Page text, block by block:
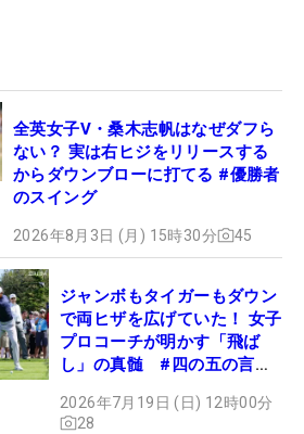
全英女子V・桑木志帆はなぜダフら
ない？ 実は右ヒジをリリースする
からダウンブローに打てる #優勝者
のスイング
2026年8月3日 (月) 15時30分 45
ジャンボもタイガーもダウン
で両ヒザを広げていた！ 女子
プロコーチが明かす「飛ば
し」の真髄 #四の五の言わ
2026年7月19日 (日) 12時00分
28